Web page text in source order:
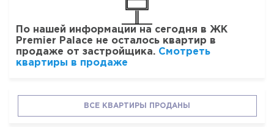
По нашей информации на сегодня в ЖК
Premier Palace не осталось квартир в
продаже от застройщика. Смотреть
квартиры в продаже
ВСЕ КВАРТИРЫ ПРОДАНЫ